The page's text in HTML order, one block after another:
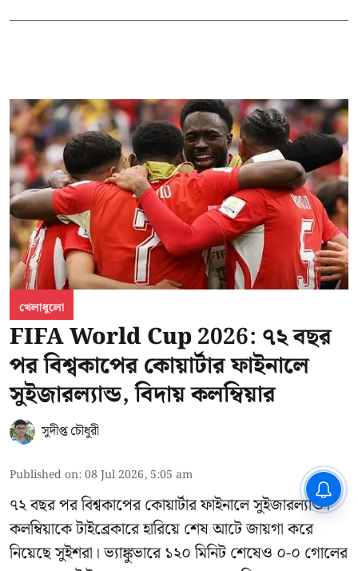
খেলাধুলো
FIFA World Cup 2026: ৭২ বছর
পর বিশ্বকাপের কোয়ার্টার ফাইনালে
সুইজারল্যান্ড, বিদায় কলম্বিয়ার
সুদীপ্ত চৌধুরী
Published on:08 Jul 2026, 5:05 am
৭২ বছর পর বিশ্বকাপের কোয়ার্টার ফাইনালে সুইজারল্যান্ড।
কলম্বিয়াকে টাইব্রেকারে হারিয়ে শেষ আটে জায়গা করে
নিয়েছে সুইশরা। ভ্যাঙ্কুভারে ১২০ মিনিট শেষেও ০-০ গোলের
CPIM: ৬০ লক্ষ নাম বিবেচনাধীন রেখে
ভোট ঘোষণার প্রতিবাদ - আদালতের
দ্বারস্থ হবে সিপিআইএম